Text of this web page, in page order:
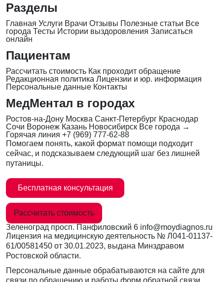
Разделы
Главная Услуги Врачи Отзывы Полезные статьи Все
города Тесты Истории выздоровления Записаться
онлайн
Пациентам
Рассчитать стоимость Как проходит обращение
Редакционная политика Лицензии и юр. информация
Персональные данные Контакты
МедМентал в городах
Ростов-на-Дону Москва Санкт-Петербург Краснодар
Сочи Воронеж Казань Новосибирск Все города →
Горячая линия +7 (969) 777-62-88
Помогаем понять, какой формат помощи подходит
сейчас, и подсказываем следующий шаг без лишней
путаницы.
Бесплатная консультация
Рассчитать стоимость
Зеленоград просп. Панфиловский 6 info@moydiagnos.ru
Лицензия на медицинскую деятельность № Л041-01137-
61/00581450 от 30.01.2023, выдана Минздравом
Ростовской области.
Персональные данные обрабатываются на сайте для
связи по обращению и работы форм обратной связи.